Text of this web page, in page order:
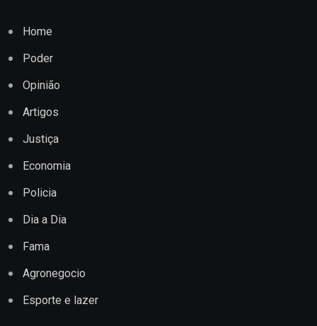
Home
Poder
Opinião
Artigos
Justiça
Economia
Policia
Dia a Dia
Fama
Agronegocio
Esporte e lazer